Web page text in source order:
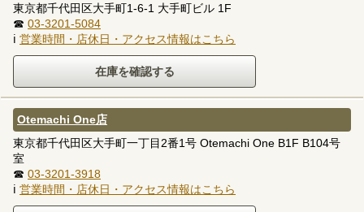
東京都千代田区大手町1-6-1 大手町ビル 1F
☎ 03-3201-5084
ℹ 営業時間・店休日・アクセス情報はこちら
Otemachi One店
東京都千代田区大手町一丁目2番1号 Otemachi One B1F B104号
室
☎ 03-3201-3918
ℹ 営業時間・店休日・アクセス情報はこちら